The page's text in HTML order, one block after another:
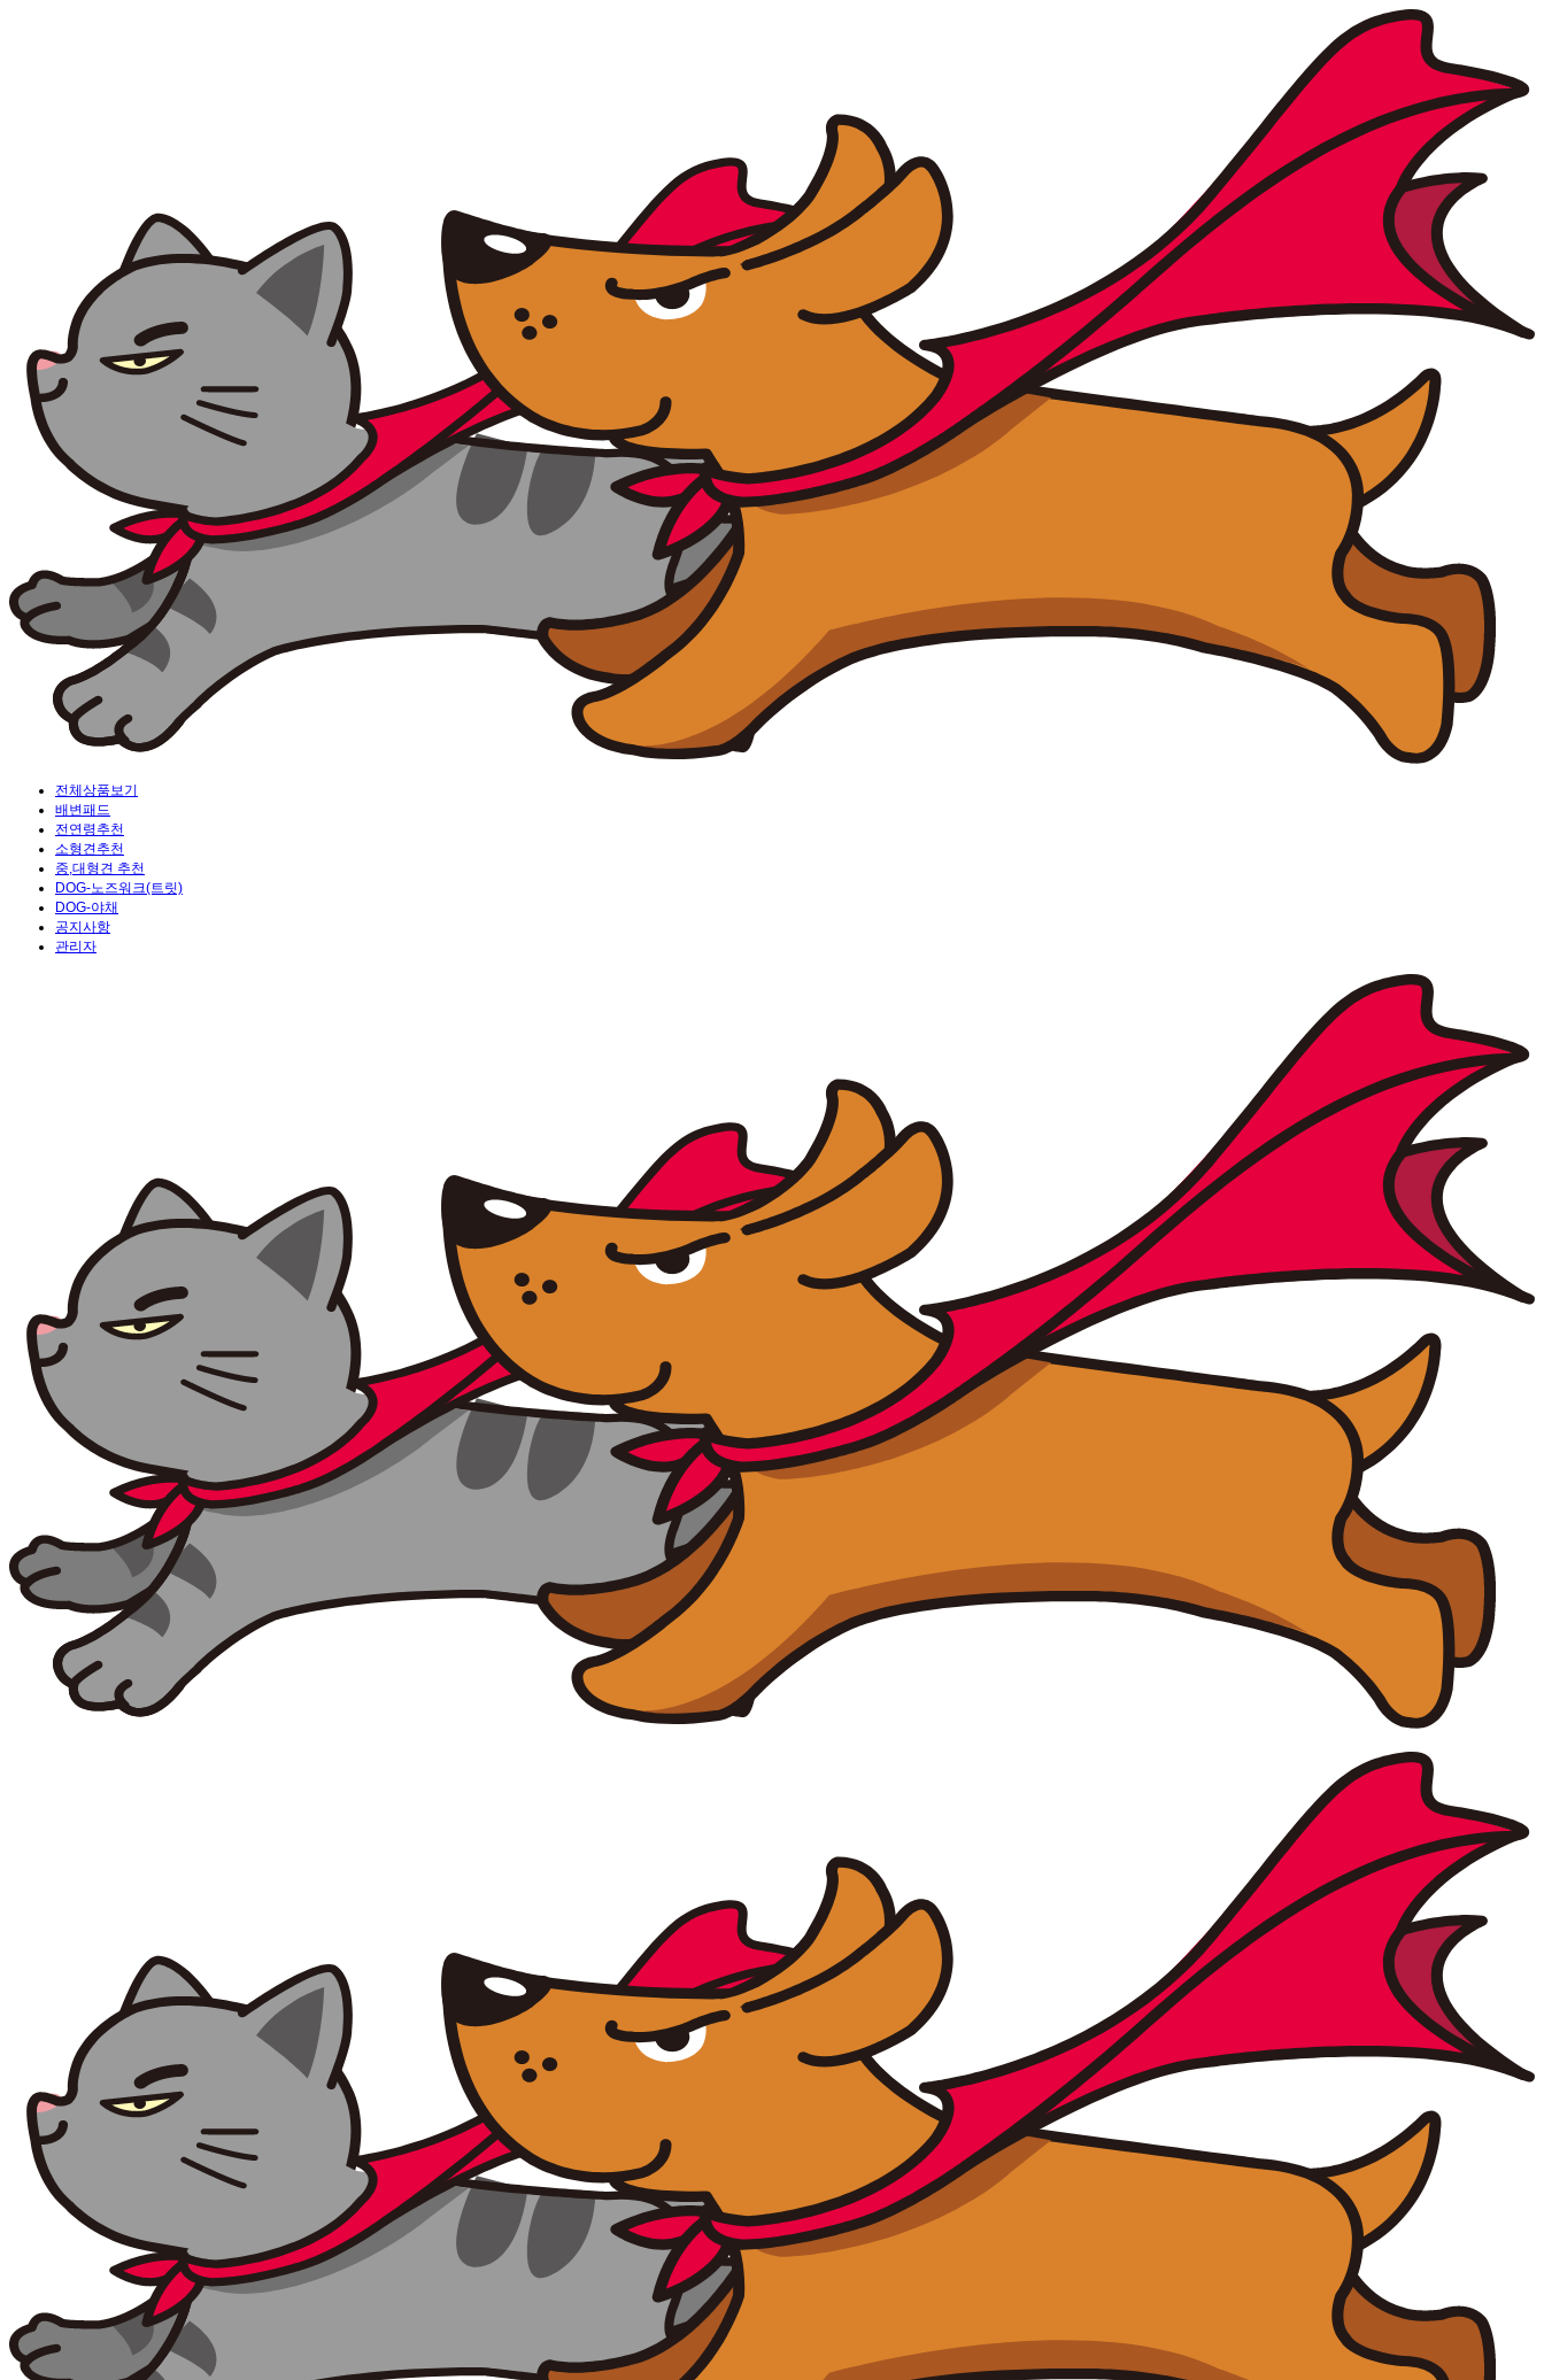
전체상품보기
배변패드
전연령추천
소형견추천
중,대형견 추천
DOG-노즈워크(트릿)
DOG-야채
공지사항
관리자